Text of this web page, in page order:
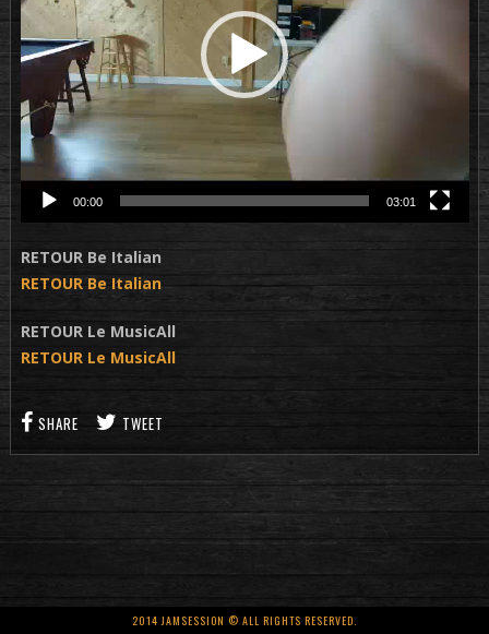
00:00 03:01
RETOUR Be Italian
RETOUR Be Italian
RETOUR Le MusicAll
RETOUR Le MusicAll
SHARE TWEET
2014 JAMSESSION © ALL RIGHTS RESERVED.